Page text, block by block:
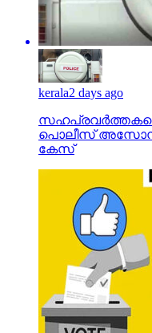
kerala2 days ago
സഹപ്രവര്‍ത്തകയെ
പൊലീസ്
കേസ്